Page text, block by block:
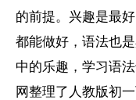
的前提。兴趣是最
都能做好，语法也
中的乐趣，学习语
网整理了人教版初